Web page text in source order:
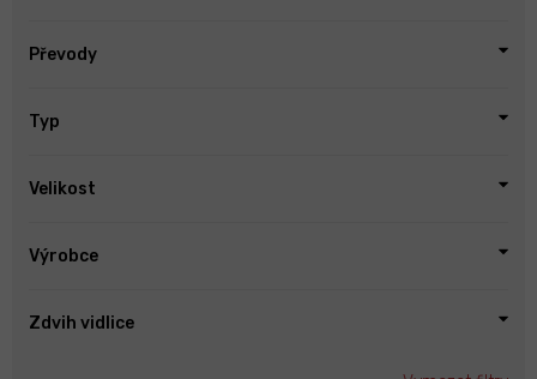
Převody
Typ
Velikost
Výrobce
Zdvih vidlice